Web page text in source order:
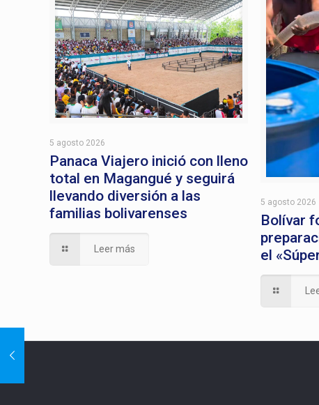
5 agosto 2026
Panaca Viajero inició con lleno
total en Magangué y seguirá
llevando diversión a las
familias bolivarenses
Leer más
5 agosto 2026
Bolívar
el